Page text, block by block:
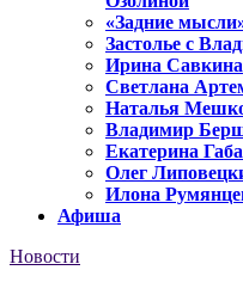
«Задние
Застолье с
Ирина Савкина
Светлана
Наталья
Владимир
Екатерина
Олег
Илона
Афиша
Новости